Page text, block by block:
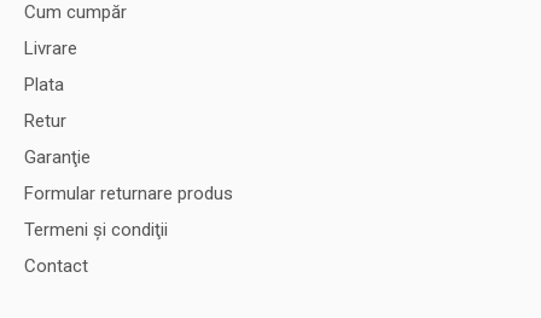
Cum cumpăr
Livrare
Plata
Retur
Garanţie
Formular returnare produs
Termeni şi condiţii
Contact